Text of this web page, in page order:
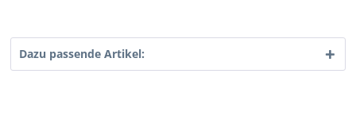
Dazu passende Artikel: